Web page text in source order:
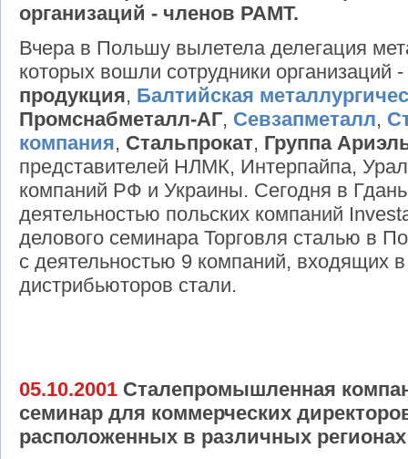
организаций - членов РАМТ.
Вчера в Польшу вылетела делегация
которых вошли сотрудники
продукция, Балтийская
Промснабметалл-АГ, Севзапметалл,
компания, Стальпрокат, Группа
представителей НЛМК, Интерпайпа,
компаний РФ и Украины. Сегодня в
деятельностью польских компаний
делового семинара Торговля сталью в
с деятельностью 9 компаний, входящих
дистрибьюторов стали.
05.10.2001 Сталепромышленная
семинар для коммерческих
расположенных в различных